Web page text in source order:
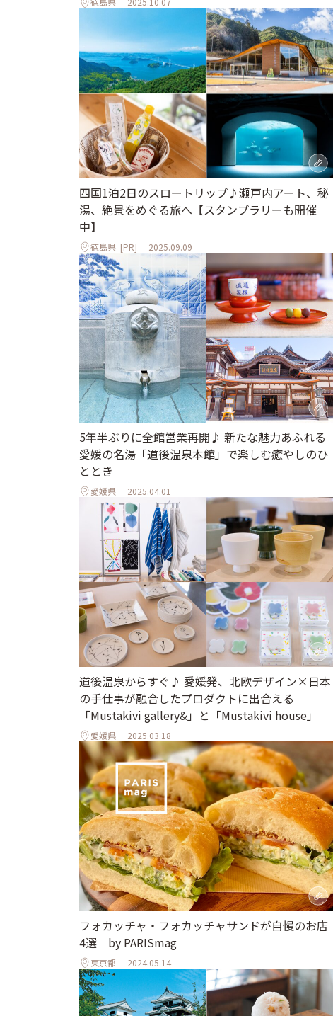
四国1泊2日のスロートリップ♪瀬戸内アート、秘
湯、絶景をめぐる旅へ【スタンプラリーも開催
中】
徳島県 [PR] 2025.09.09
5年半ぶりに全館営業再開♪ 新たな魅力あふれる
愛媛の名湯「道後温泉本館」で楽しむ癒やしのひ
ととき
愛媛県 2025.04.01
道後温泉からすぐ♪ 愛媛発、北欧デザイン×日本
の手仕事が融合したプロダクトに出合える
「Mustakivi gallery&」と「Mustakivi house」
愛媛県 2025.03.18
フォカッチャ・フォカッチャサンドが自慢のお店
4選｜by PARISmag
東京都 2024.05.14